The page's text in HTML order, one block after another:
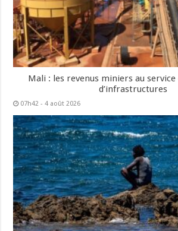
Mali : les revenus miniers au service
d’infrastructures
07h42 - 4 août 2026